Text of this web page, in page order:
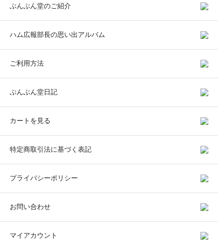
ぶんぶん堂のご紹介
ハム広報部長の思い出アルバム
ご利用方法
ぶんぶん堂日記
カートを見る
特定商取引法に基づく表記
プライバシーポリシー
お問い合わせ
マイアカウント